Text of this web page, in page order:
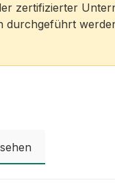
zertifizierter
durchgeführt